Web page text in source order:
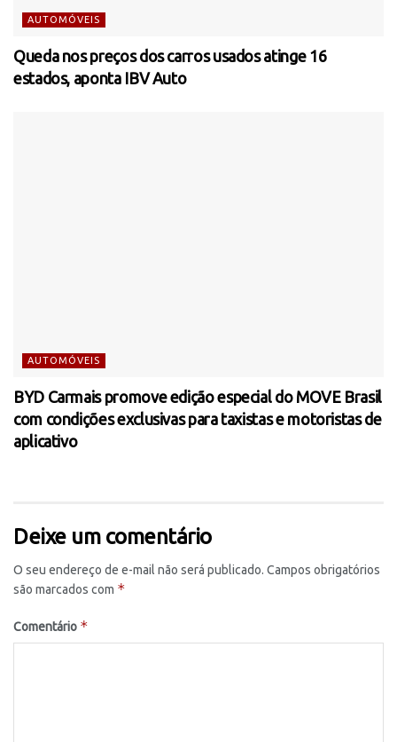
AUTOMÓVEIS
Queda nos preços dos carros usados atinge 16
estados, aponta IBV Auto
AUTOMÓVEIS
BYD Carmais promove edição especial do MOVE Brasil
com condições exclusivas para taxistas e motoristas de
aplicativo
Deixe um comentário
O seu endereço de e-mail não será publicado. Campos obrigatórios
são marcados com *
Comentário *